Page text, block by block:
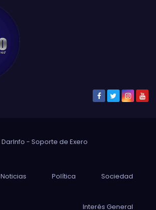
DarInfo - Soporte de Exero
Noticias Política Sociedad
Interés General